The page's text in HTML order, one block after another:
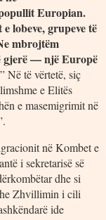
Europian.
lobeve, grupeve të
mbrojtëm
gjerë — një Europë
” Në të vërtetë, siç
e Elitës
e masemigrimit në
në Kombet e
i sekretarisë së
dhe si
Zhvillimin i cili
ide